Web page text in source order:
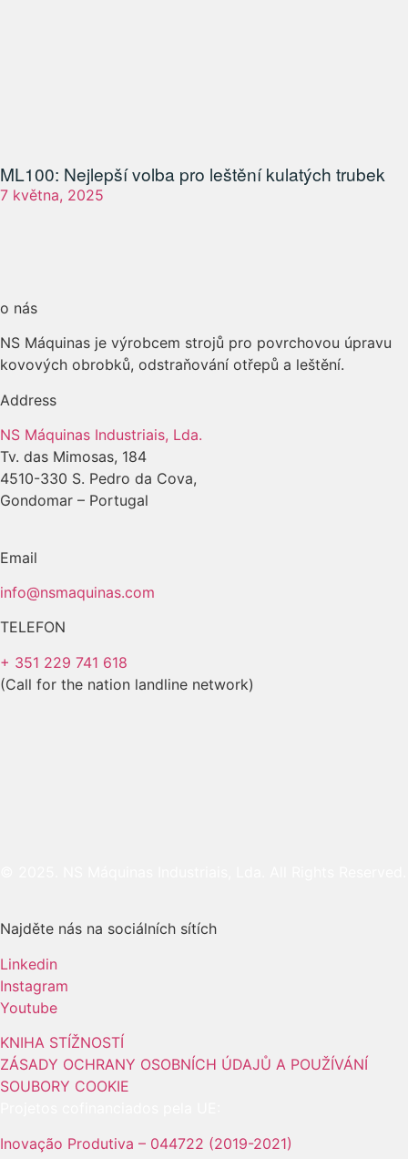
ML100: Nejlepší volba pro leštění kulatých trubek
7 května, 2025
o nás
NS Máquinas je výrobcem strojů pro povrchovou úpravu
kovových obrobků, odstraňování otřepů a leštění.
Address
NS Máquinas Industriais, Lda.
Tv. das Mimosas, 184
4510-330 S. Pedro da Cova,
Gondomar – Portugal
Email
info@nsmaquinas.com
TELEFON
+ 351 229 741 618
(Call for the nation landline network)
Najděte nás na sociálních sítích
Linkedin
Instagram
Youtube
KNIHA STÍŽNOSTÍ
ZÁSADY OCHRANY OSOBNÍCH ÚDAJŮ A POUŽÍVÁNÍ
SOUBORY COOKIE
Inovação Produtiva – 044722 (2019-2021)